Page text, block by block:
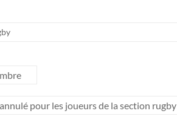
pour les joueurs de la section rugby